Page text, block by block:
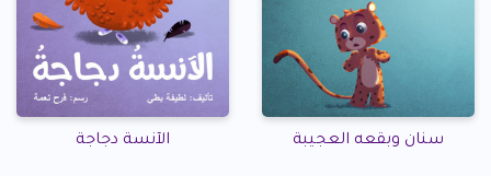
سنان وبقعه العجيبة الآنسة دجاجة